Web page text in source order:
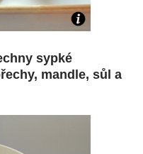
sypké
mandle, sůl a